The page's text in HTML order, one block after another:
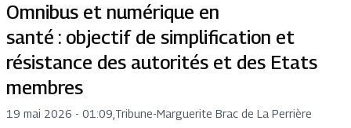
Omnibus et numérique en
santé : objectif de simplification et
résistance des autorités et des Etats
membres
19 mai 2026 - 01:09 Tribune-Marguerite Brac de La Perrière